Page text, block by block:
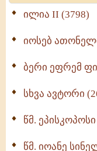
Wisdomge (514)
ქადაგებანი
სულიერი
ნაწილი II (369)
ილია II (3798)
იოსებ
ბერი ეფრემ
სხვა ავტორი
წმ.
წმ. იოანე